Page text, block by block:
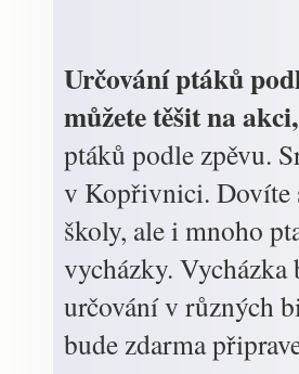
Určování ptáků
můžete těšit na
ptáků podle zpěvu.
v Kopřivnici. Dovíte
školy, ale i mnoho
vycházky. Vycházka
určování v různých
bude zdarma